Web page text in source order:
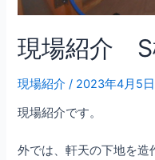
現場紹介
現場紹介 / 2023年4月5日
現場紹介です。
外では、軒天の下地を造